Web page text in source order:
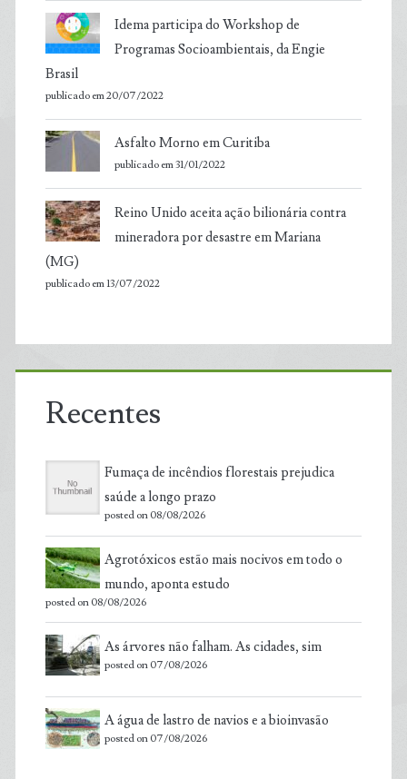
Idema participa do Workshop de
Programas Socioambientais, da Engie
Brasil
publicado em 20/07/2022
Asfalto Morno em Curitiba
publicado em 31/01/2022
Reino Unido aceita ação bilionária contra
mineradora por desastre em Mariana
(MG)
publicado em 13/07/2022
Recentes
Fumaça de incêndios florestais prejudica
saúde a longo prazo
posted on 08/08/2026
Agrotóxicos estão mais nocivos em todo o
mundo, aponta estudo
posted on 08/08/2026
As árvores não falham. As cidades, sim
posted on 07/08/2026
A água de lastro de navios e a bioinvasão
posted on 07/08/2026